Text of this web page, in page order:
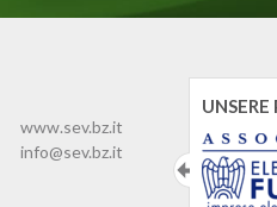
www.sev.bz.it
info@sev.bz.it
UNSERE